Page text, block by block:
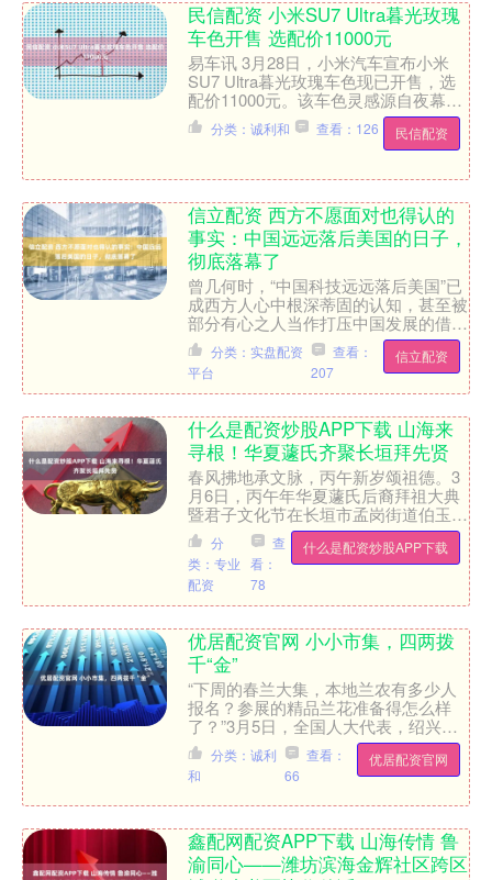
民信配资 小米SU7 Ultra暮光玫瑰
车色开售 选配价11000元
易车讯 3月28日，小米汽车宣布小米
SU7 Ultra暮光玫瑰车色现已开售，选
配价11000元。该车色灵感源自夜幕下
悄然绽放的大马士革玫瑰，时而璀璨夺
目，时而静....
民信配资
分类：诚利和 查看：126
信立配资 西方不愿面对也得认的
事实：中国远远落后美国的日子，
彻底落幕了
曾几何时，“中国科技远远落后美国”已
成西方人心中根深蒂固的认知，甚至被
部分有心之人当作打压中国发展的借
口。但随着中国在科技各领域的持续突
破，一个西方不愿承认、却....信立配资
分类：实盘配资
平台
查看：
207
什么是配资炒股APP下载 山海来
寻根！华夏蘧氏齐聚长垣拜先贤
春风拂地承文脉，丙午新岁颂祖德。3
月6日，丙午年华夏蘧氏后裔拜祖大典
暨君子文化节在长垣市孟岗街道伯玉村
举行。来自全国各地的蘧氏宗亲、文化
界人士等1200余人齐聚....什么是配资炒股APP下载
分
类：专业
配资
查
看：
78
优居配资官网 小小市集，四两拨
千“金”
“下周的春兰大集，本地兰农有多少人
报名？参展的精品兰花准备得怎么样
了？”3月5日，全国人大代表，绍兴市
柯桥区漓渚镇棠棣村党总支书记、村委
会主任刘建明在会议休息间....优居配资官网
分类：诚利
和
查看：
66
鑫配网配资APP下载 山海传情 鲁
渝同心——潍坊滨海金辉社区跨区